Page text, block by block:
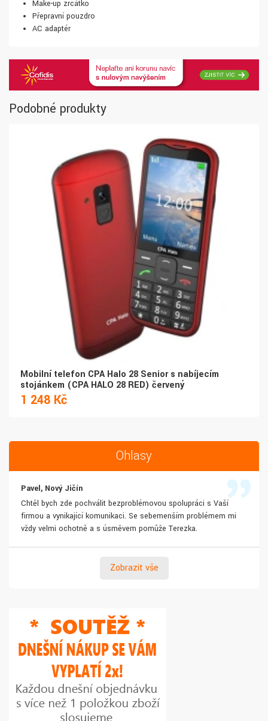
Make-up zrcátko
Přepravní pouzdro
AC adaptér
Podobné produkty
Mobilní telefon CPA Halo 28 Senior s nabíjecím
stojánkem (CPA HALO 28 RED) červený
1 248 Kč
Ohlasy
Pavel, Nový Jičín
Chtěl bych zde pochválit bezproblémovou spolupráci s Vaší
firmou a vynikající komunikaci. Se sebemenším problémem mi
vždy velmi ochotně a s úsměvem pomůže Terezka.
Zobrazit vše